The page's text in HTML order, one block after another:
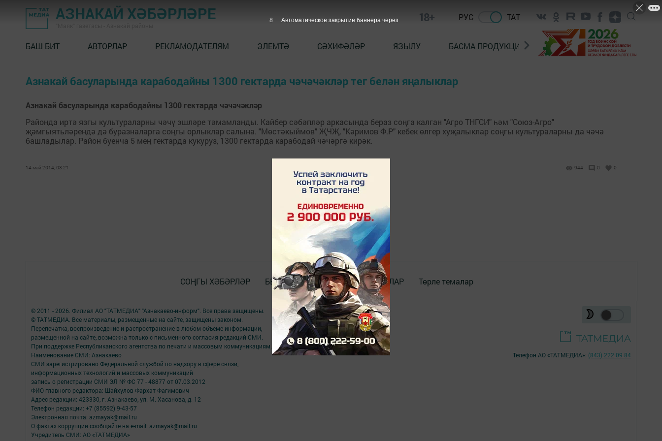
АЗНАКАЙ ХӘБӘРЛӘРЕ 18+ РУС ТАТ
БАШ БИТ АВТОРЛАР РЕКЛАМОДАТЕЛЯМ ЭЛЕМТӘ СӘХИФӘЛӘР ЯЗЫЛУ БАСМА ПРОДУКЦИЯ САТУ «ГӨЛСТАН»
Азнакай басуларында карабодайны 1300 гектарда чәчәчәкләр тег белән яңалыклар
Азнакай басуларында карабодайны 1300 гектарда чәчәчәкләр
Районда иртә язгы культураларны чәчү эшләре тәмамланды. Кайбер сәбәпләр аркасында бераз соңга калган "Агро ТНГСИ" һәм "Союз-Агро"
җәмгыятьләрендә дә буразналарга соңгы орлыклар салына. "Мөстәкыймов" ҖЧҖ, "Кәримов Ф.Р" кебек өлгер хуҗалыклар соңгы культураларны да чәчә
башладылар. Район буенча 5 мең гектарда кукуруз, 1300 гектарда карабодай чәчәргә кирәк.
14 май 2014, 03:21 944 0 0
СОҢГЫ ХӘБӘРЛӘР БЕЗ_WhatsApp_та ДОКУМЕНТЛАР Төрле темалар
© 2011 - 2026. Филиал АО "ТАТМЕДИА" "Азнакаево-информ". Все права защищены.
© ТАТМЕДИА. Все материалы, размещенные на сайте, защищены законом.
Перепечатка, воспроизведение и распространение в любом объеме информации,
размещенной на сайте, возможна только с письменного согласия редакций СМИ.
При поддержке Республиканского агентства по печати и массовым коммуникациям.
Наименование СМИ: Азнакаево
СМИ зарегистрировано Федеральной службой по надзору в сфере связи,
информационных технологий и массовых коммуникаций
запись о регистрации СМИ ЭЛ № ФС 77 - 48877 от 07.03.2012
ФИО главного редактора: Шайхулов Фархат Фагимович
Адрес редакции: 423330, г. Азнакаево, ул. М. Хасанова, д. 12
Телефон редакции: +7 (85592) 9-43-57
Электронная почта: azmayak@mail.ru
О фактах коррупции сообщайте на e-mail: azmayak@mail.ru
Учредитель СМИ: АО «ТАТМЕДИА»
Телефон АО «ТАТМЕДИА»: (843) 222 09 84
7 Автоматическое закрытие баннера через